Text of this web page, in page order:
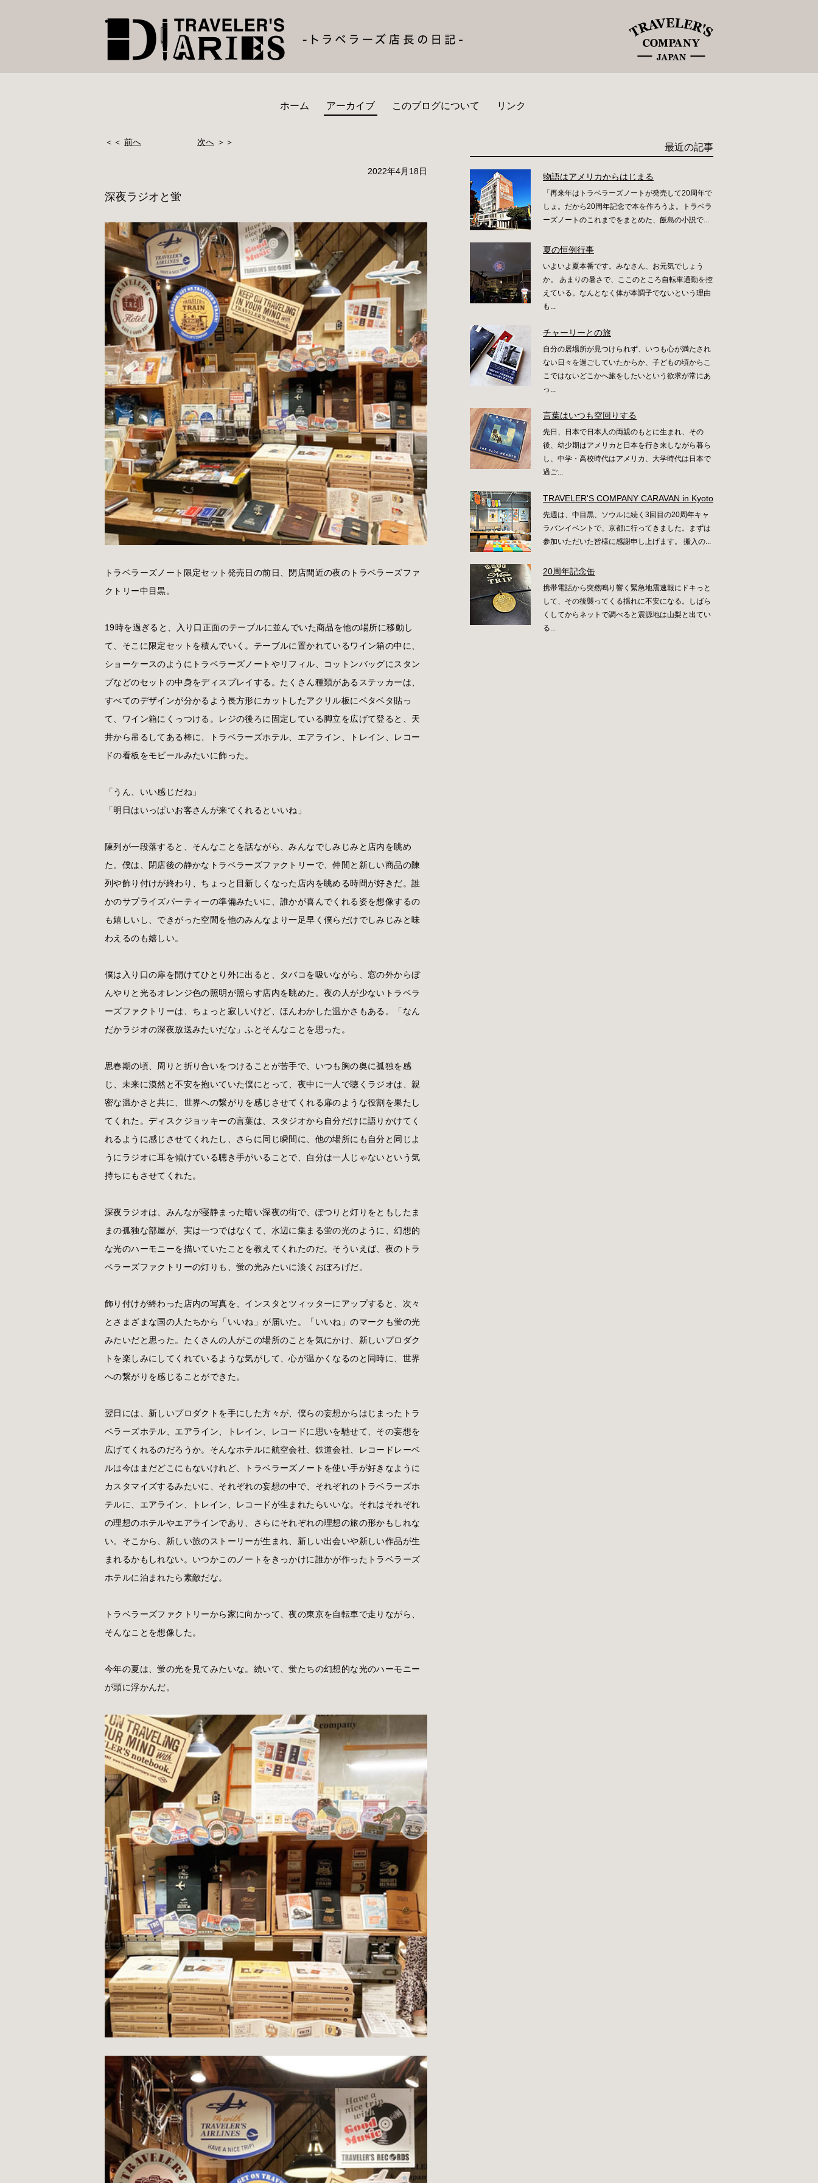
ホーム アーカイブ このブログについて リンク
＜＜ 前へ 次へ ＞＞
2022年4月18日
深夜ラジオと蛍
トラベラーズノート限定セット発売日の前日、閉店間近の夜のトラベラーズファ
クトリー中目黒。
19時を過ぎると、入り口正面のテーブルに並んでいた商品を他の場所に移動し
て、そこに限定セットを積んでいく。テーブルに置かれているワイン箱の中に、
ショーケースのようにトラベラーズノートやリフィル、コットンバッグにスタン
プなどのセットの中身をディスプレイする。たくさん種類があるステッカーは、
すべてのデザインが分かるよう長方形にカットしたアクリル板にベタベタ貼っ
て、ワイン箱にくっつける。レジの後ろに固定している脚立を広げて登ると、天
井から吊るしてある棒に、トラベラーズホテル、エアライン、トレイン、レコー
ドの看板をモビールみたいに飾った。
「うん、いい感じだね」
「明日はいっぱいお客さんが来てくれるといいね」
陳列が一段落すると、そんなことを話ながら、みんなでしみじみと店内を眺め
た。僕は、閉店後の静かなトラベラーズファクトリーで、仲間と新しい商品の陳
列や飾り付けが終わり、ちょっと目新しくなった店内を眺める時間が好きだ。誰
かのサプライズパーティーの準備みたいに、誰かが喜んでくれる姿を想像するの
も嬉しいし、できがった空間を他のみんなより一足早く僕らだけでしみじみと味
わえるのも嬉しい。
僕は入り口の扉を開けてひとり外に出ると、タバコを吸いながら、窓の外からぼ
んやりと光るオレンジ色の照明が照らす店内を眺めた。夜の人が少ないトラベラ
ーズファクトリーは、ちょっと寂しいけど、ほんわかした温かさもある。「なん
だかラジオの深夜放送みたいだな」ふとそんなことを思った。
思春期の頃、周りと折り合いをつけることが苦手で、いつも胸の奥に孤独を感
じ、未来に漠然と不安を抱いていた僕にとって、夜中に一人で聴くラジオは、親
密な温かさと共に、世界への繋がりを感じさせてくれる扉のような役割を果たし
てくれた。ディスクジョッキーの言葉は、スタジオから自分だけに語りかけてく
れるように感じさせてくれたし、さらに同じ瞬間に、他の場所にも自分と同じよ
うにラジオに耳を傾けている聴き手がいることで、自分は一人じゃないという気
持ちにもさせてくれた。
深夜ラジオは、みんなが寝静まった暗い深夜の街で、ぽつりと灯りをともしたま
まの孤独な部屋が、実は一つではなくて、水辺に集まる蛍の光のように、幻想的
な光のハーモニーを描いていたことを教えてくれたのだ。そういえば、夜のトラ
ベラーズファクトリーの灯りも、蛍の光みたいに淡くおぼろげだ。
飾り付けが終わった店内の写真を、インスタとツィッターにアップすると、次々
とさまざまな国の人たちから「いいね」が届いた。「いいね」のマークも蛍の光
みたいだと思った。たくさんの人がこの場所のことを気にかけ、新しいプロダク
トを楽しみにしてくれているような気がして、心が温かくなるのと同時に、世界
への繋がりを感じることができた。
翌日には、新しいプロダクトを手にした方々が、僕らの妄想からはじまったトラ
ベラーズホテル、エアライン、トレイン、レコードに思いを馳せて、その妄想を
広げてくれるのだろうか。そんなホテルに航空会社、鉄道会社、レコードレーベ
ルは今はまだどこにもないけれど、トラベラーズノートを使い手が好きなように
カスタマイズするみたいに、それぞれの妄想の中で、それぞれのトラベラーズホ
テルに、エアライン、トレイン、レコードが生まれたらいいな。それはそれぞれ
の理想のホテルやエアラインであり、さらにそれぞれの理想の旅の形かもしれな
い。そこから、新しい旅のストーリーが生まれ、新しい出会いや新しい作品が生
まれるかもしれない。いつかこのノートをきっかけに誰かが作ったトラベラーズ
ホテルに泊まれたら素敵だな。
トラベラーズファクトリーから家に向かって、夜の東京を自転車で走りながら、
そんなことを想像した。
今年の夏は、蛍の光を見てみたいな。続いて、蛍たちの幻想的な光のハーモニー
が頭に浮かんだ。
最近の記事
物語はアメリカからはじまる
「再来年はトラベラーズノートが発売して20周年で
しょ。だから20周年記念で本を作ろうよ。トラベラ
ーズノートのこれまでをまとめた、飯島の小説で...
夏の恒例行事
いよいよ夏本番です。みなさん、お元気でしょう
か。 あまりの暑さで、ここのところ自転車通勤を控
えている。なんとなく体が本調子でないという理由
も...
チャーリーとの旅
自分の居場所が見つけられず、いつも心が満たされ
ない日々を過ごしていたからか、子どもの頃からこ
こではないどこかへ旅をしたいという欲求が常にあ
っ...
言葉はいつも空回りする
先日、日本で日本人の両親のもとに生まれ、その
後、幼少期はアメリカと日本を行き来しながら暮ら
し、中学・高校時代はアメリカ、大学時代は日本で
過ご...
TRAVELER'S COMPANY CARAVAN in Kyoto
先週は、中目黒、ソウルに続く3回目の20周年キャ
ラバンイベントで、京都に行ってきました。まずは
参加いただいた皆様に感謝申し上げます。 搬入の...
20周年記念缶
携帯電話から突然鳴り響く緊急地震速報にドキっと
して、その後襲ってくる揺れに不安になる。しばら
くしてからネットで調べると震源地は山梨と出てい
る...